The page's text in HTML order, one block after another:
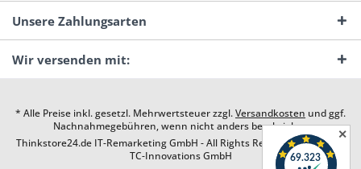
Unsere Zahlungsarten
Wir versenden mit:
* Alle Preise inkl. gesetzl. Mehrwertsteuer zzgl.Versandkosten und ggf.
Nachnahmegebühren, wenn nicht anders beschrieben
Thinkstore24.de IT-Remarketing GmbH - All Rights Reserved. Design by
TC-Innovations GmbH
✕